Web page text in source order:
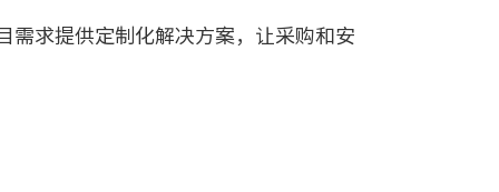
求提供定制化解决方案，让采购和安